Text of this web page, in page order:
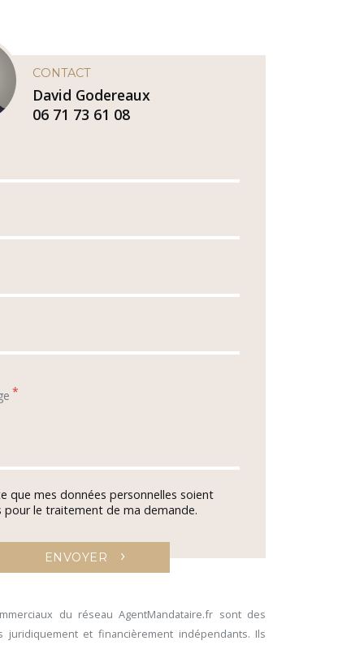
CONTACT
David Godereaux
06 71 73 61 08
*
que mes données personnelles soient
pour le traitement de ma demande.
ENVOYER ›
du réseau AgentMandataire.fr sont des
juridiquement et financièrement indépendants. Ils